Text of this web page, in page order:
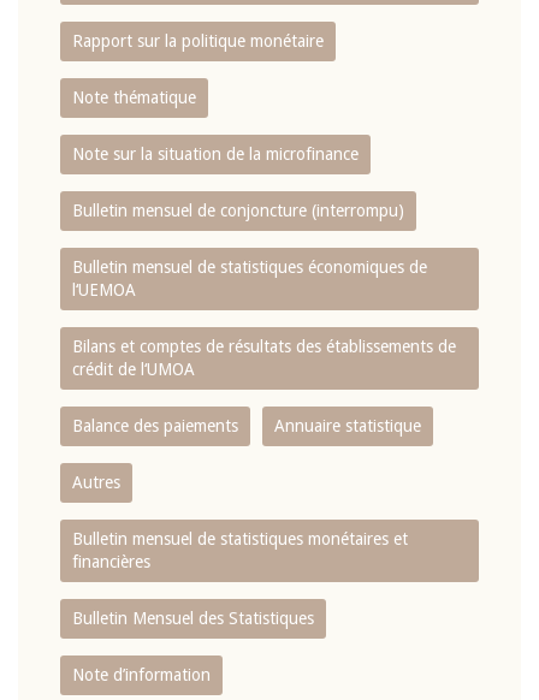
Rapport sur la politique monétaire
Note thématique
Note sur la situation de la microfinance
Bulletin mensuel de conjoncture (interrompu)
Bulletin mensuel de statistiques économiques de
l‘UEMOA
Bilans et comptes de résultats des établissements de
crédit de l‘UMOA
Balance des paiements Annuaire statistique
Autres
Bulletin mensuel de statistiques monétaires et
financières
Bulletin Mensuel des Statistiques
Note d’information